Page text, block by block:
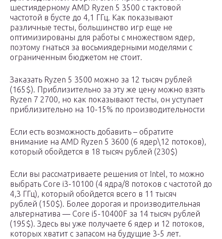
шестиядерному AMD Ryzen 5 3500 с тактовой
частотой в бусте до 4,1 ГГц. Как показывают
различные тесты, большинство игр еще не
оптимизированы для работы с множеством ядер,
поэтому гнаться за восьмиядерными моделями с
ограниченным бюджетом не стоит.
Заказать Ryzen 5 3500 можно за 12 тысяч рублей
(165$). Приблизительно за эту же цену можно взять
Ryzen 7 2700, но как показывают тесты, он уступает
приблизительно на 10-15% по производительности
Если есть возможность добавить – обратите
внимание на AMD Ryzen 5 3600 (6 ядер\12 потоков),
который обойдется в 18 тысяч рублей (230$)
Если вы рассматриваете решения от Intel, то можно
выбрать Core i3-10100 (4 ядра/8 потоков с частотой до
4,3 ГГц), который обойдется всего в 11 тысяч
рублей (150$). Более дорогая и производительная
альтернатива — Core i5-10400F за 14 тысяч рублей
(195$). Здесь вы уже получаете 6 ядер и 12 потоков,
которых хватит с запасом на будущие 3-5 лет.